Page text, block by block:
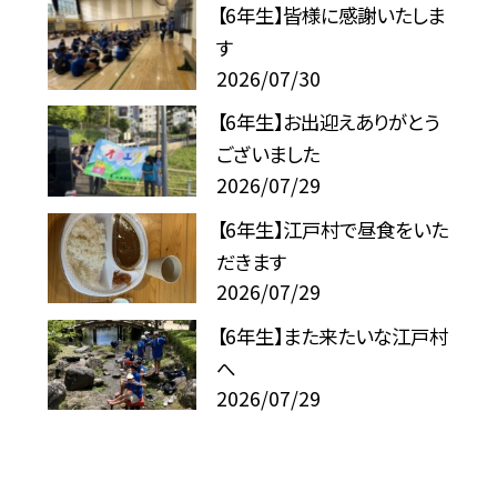
【6年生】皆様に感謝いたしま
す
2026/07/30
【6年生】お出迎えありがとう
ございました
2026/07/29
【6年生】江戸村で昼食をいた
だきます
2026/07/29
【6年生】また来たいな江戸村
へ
2026/07/29